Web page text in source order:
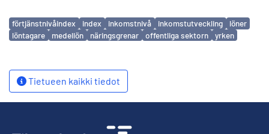
Avainsanat
förtjänstnivåindex index inkomstnivå inkomstutveckling
löner
löntagare
medellön näringsgrenar offentliga sektorn yrken
Tietueen kaikki tiedot